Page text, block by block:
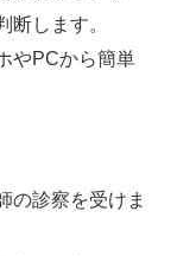
断します。
やPCから簡単
の診察を受けま